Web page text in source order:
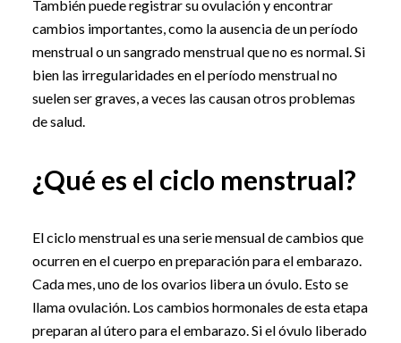
También puede registrar su ovulación y encontrar
cambios importantes, como la ausencia de un período
menstrual o un sangrado menstrual que no es normal. Si
bien las irregularidades en el período menstrual no
suelen ser graves, a veces las causan otros problemas
de salud.
¿Qué es el ciclo menstrual?
El ciclo menstrual es una serie mensual de cambios que
ocurren en el cuerpo en preparación para el embarazo.
Cada mes, uno de los ovarios libera un óvulo. Esto se
llama ovulación. Los cambios hormonales de esta etapa
preparan al útero para el embarazo. Si el óvulo liberado